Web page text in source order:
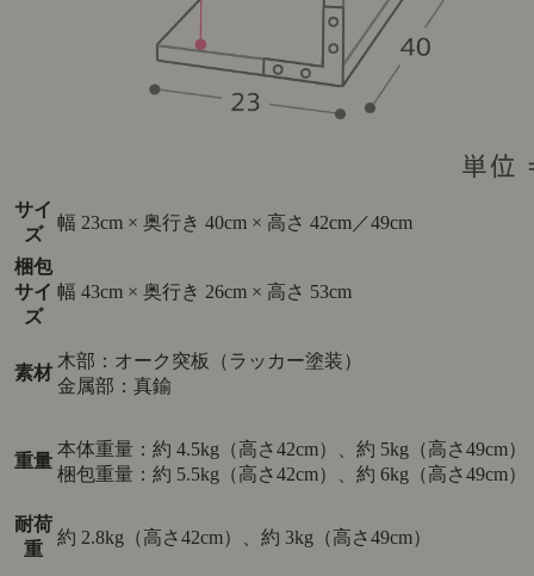
サイ
ズ
幅 23cm × 奥行き 40cm × 高さ 42cm／49cm
梱包
サイ
ズ
幅 43cm × 奥行き 26cm × 高さ 53cm
素材
木部：オーク突板（ラッカー塗装）
金属部：真鍮
重量
本体重量：約 4.5kg（高さ42cm）、約 5kg（高さ49cm）
梱包重量：約 5.5kg（高さ42cm）、約 6kg（高さ49cm）
耐荷
重
約 2.8kg（高さ42cm）、約 3kg（高さ49cm）